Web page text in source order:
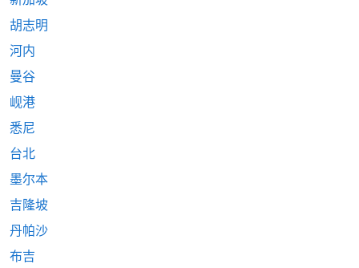
胡志明
河内
曼谷
岘港
悉尼
台北
墨尔本
吉隆坡
丹帕沙
布吉